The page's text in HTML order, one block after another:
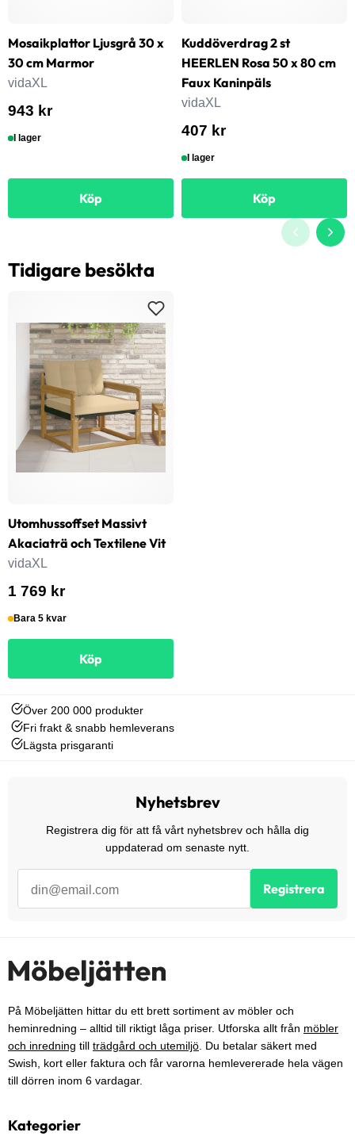
Mosaikplattor Ljusgrå 30 x
30 cm Marmor
vidaXL
943 kr
I lager
Köp
Kuddöverdrag 2 st
HEERLEN Rosa 50 x 80 cm
Faux Kaninpäls
vidaXL
407 kr
I lager
Köp
Tidigare besökta
Utomhussoffset Massivt
Akaciaträ och Textilene Vit
vidaXL
1 769 kr
Bara 5 kvar
Köp
Över 200 000 produkter
Fri frakt & snabb hemleverans
Lägsta prisgaranti
Nyhetsbrev
Registrera dig för att få vårt nyhetsbrev och hålla dig
uppdaterad om senaste nytt.
Registrera
På Möbeljätten hittar du ett brett sortiment av möbler och
heminredning – alltid till riktigt låga priser. Utforska allt från möbler
och inredning till trädgård och utemiljö. Du betalar säkert med
Swish, kort eller faktura och får varorna hemlevererade hela vägen
till dörren inom 6 vardagar.
Kategorier